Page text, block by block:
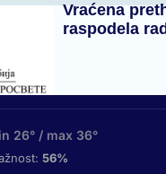
Vraćena
raspodela
26° / max 36°
56%